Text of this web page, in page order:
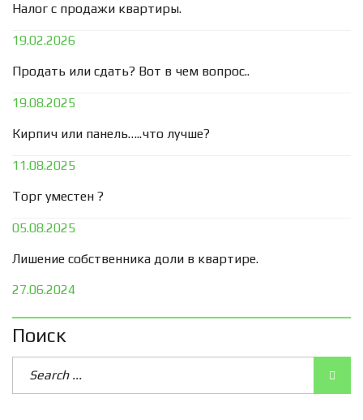
Налог с продажи квартиры.
19.02.2026
Продать или сдать? Вот в чем вопрос..
19.08.2025
Кирпич или панель…..что лучше?
11.08.2025
Торг уместен ?
05.08.2025
Лишение собственника доли в квартире.
27.06.2024
Поиск